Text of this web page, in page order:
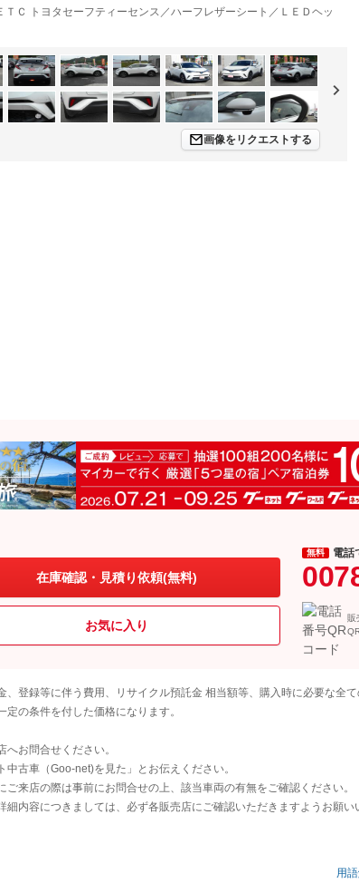
Ｃ トヨタセーフティーセンス／ハーフレザーシート／ＬＥＤヘッ
画像をリクエストする
在庫確認・見積り依頼(無料)
お気に入り
無料 電話
販
登録等に伴う費用、リサイクル預託金 相当額等、購入時に必要な全て
の条件を付した価格になります。
お問合せください。
古車（Goo-net)を見た」とお伝えください。
来店の際は事前にお問合せの上、該当車両の有無をご確認ください。
内容につきましては、必ず各販売店にご確認いただきますようお願い
用